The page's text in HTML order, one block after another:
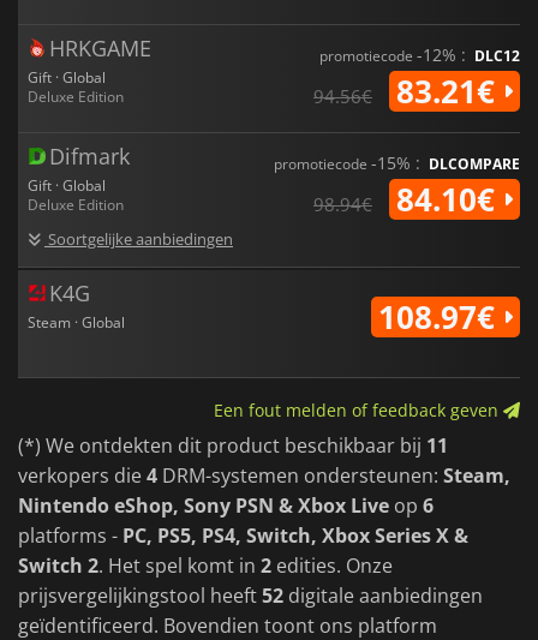
HRKGAME
Gift · Global
Deluxe Edition
promotiecode -12% : DLC12
94.56€ 83.21€
Difmark
Gift · Global
Deluxe Edition
Soortgelijke aanbiedingen
promotiecode -15% : DLCOMPARE
98.94€ 84.10€
K4G
Steam · Global 108.97€
Een fout melden of feedback geven
(*) We ontdekten dit product beschikbaar bij 11
verkopers die4 DRM-systemen ondersteunen: Steam,
Nintendo eShop, Sony PSN & Xbox Live op 6
platforms - PC, PS5, PS4, Switch, Xbox Series X &
Switch 2. Het spel komt in 2 edities. Onze
prijsvergelijkingstool heeft52 digitale aanbiedingen
geïdentificeerd. Bovendien toont ons platform